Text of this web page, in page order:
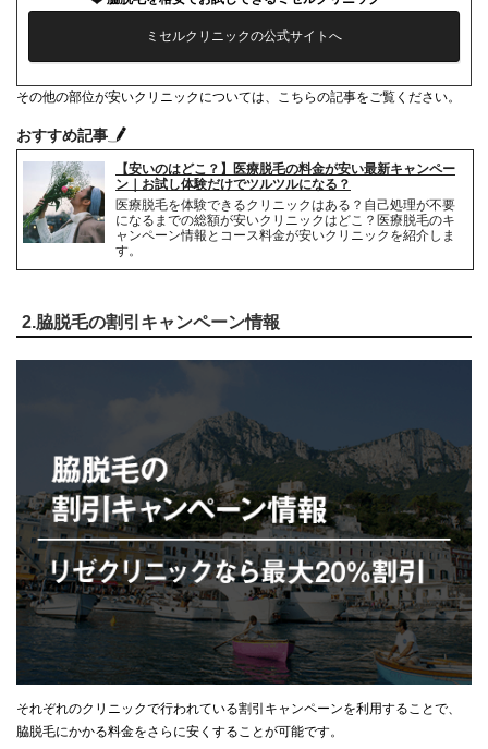
ミセルクリニックの公式サイトへ
その他の部位が安いクリニックについては、こちらの記事をご覧ください。
おすすめ記事
【安いのはどこ？】医療脱毛の料金が安い最新キャンペー
ン｜お試し体験だけでツルツルになる？
医療脱毛を体験できるクリニックはある？自己処理が不要
になるまでの総額が安いクリニックはどこ？医療脱毛のキ
ャンペーン情報とコース料金が安いクリニックを紹介しま
す。
2.脇脱毛の割引キャンペーン情報
それぞれのクリニックで行われている割引キャンペーンを利用することで、
脇脱毛にかかる料金をさらに安くすることが可能です。